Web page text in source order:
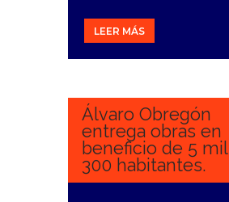
LEER MÁS
2
Álvaro Obregón
entrega obras en
beneficio de 5 mil
300 habitantes.